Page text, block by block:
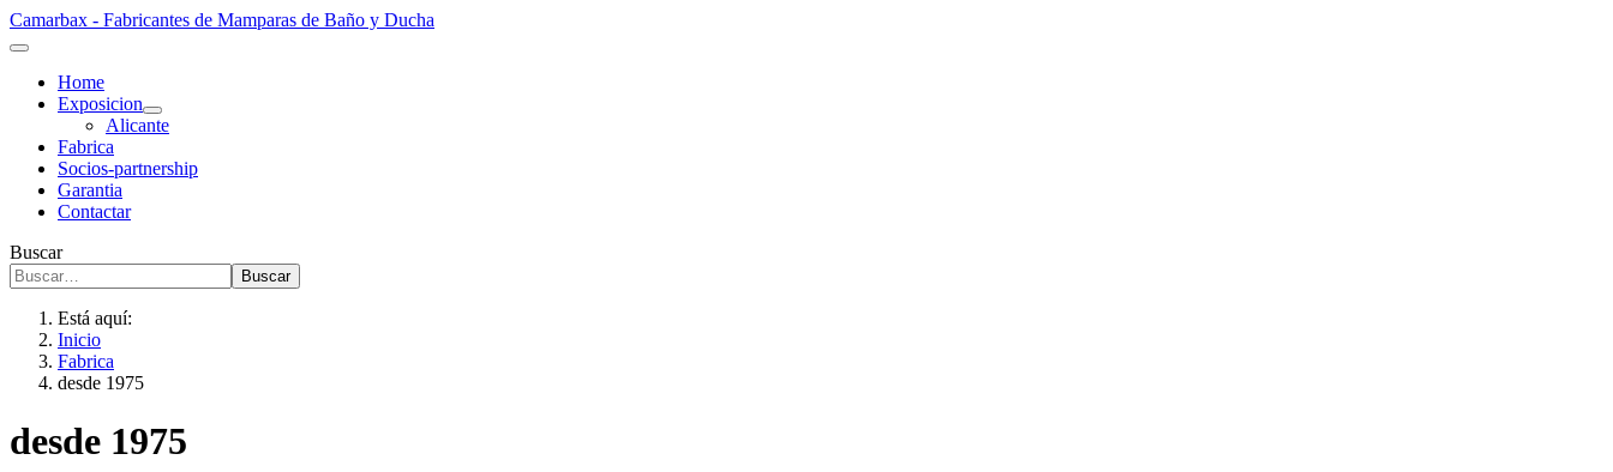
Camarbax - Fabricantes de Mamparas de Baño y Ducha
Home
Exposicion
Alicante
Fabrica
Socios-partnership
Garantia
Contactar
Buscar
Buscar
Está aquí:
Inicio
Fabrica
desde 1975
desde 1975